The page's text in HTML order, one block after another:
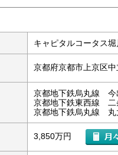
キャピタルコータス堀
京都府京都市上京区
京都地下鉄烏丸線
京都地下鉄東西線
京都地下鉄烏丸線
3,850万円